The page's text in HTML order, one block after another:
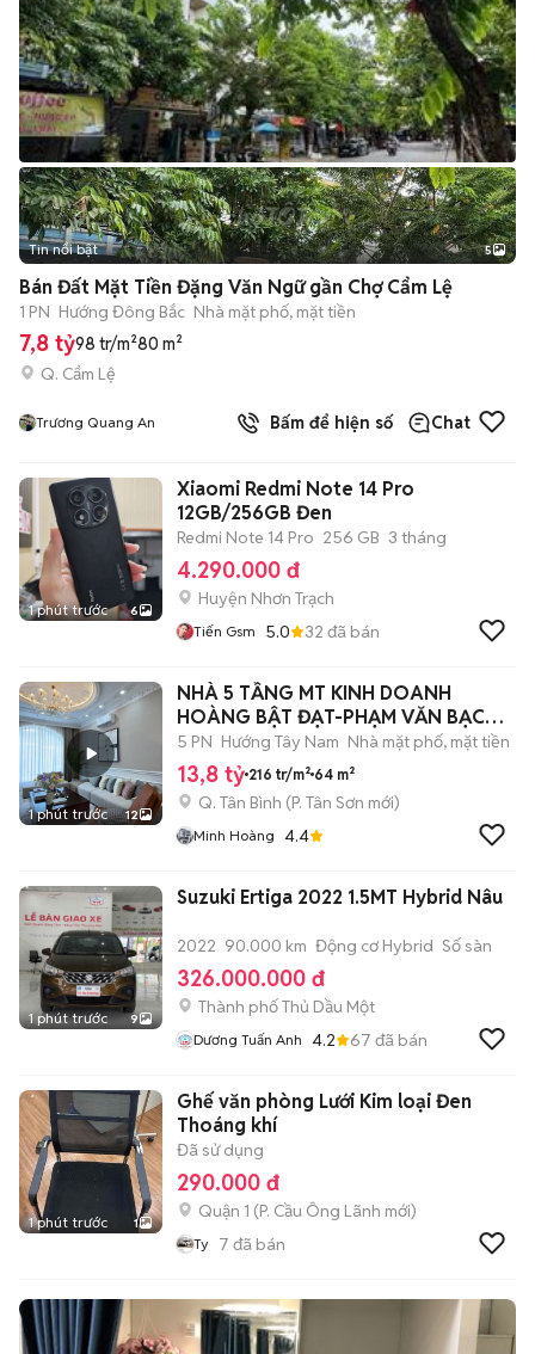
Tin nổi bật 5
Bán Đất Mặt Tiền Đặng Văn Ngữ gần Chợ Cẩm Lệ
1 PN Hướng Đông Bắc Nhà mặt phố, mặt tiền
7,8 tỷ98 tr/m²80 m²
Q. Cẩm Lệ
Trương Quang An Bấm để hiện số Chat
1 phút trước 6
Xiaomi Redmi Note 14 Pro
12GB/256GB Đen
Redmi Note 14 Pro 256 GB 3 tháng
4.290.000 đ
Huyện Nhơn Trạch
Tiến Gsm 5.0 32 đã bán
1 phút trước 12
NHÀ 5 TẦNG MT KINH DOANH
HOÀNG BẬT ĐẠT-PHẠM VĂN BẠCH-
NGAY GAT3-METRO
5 PN Hướng Tây Nam Nhà mặt phố, mặt tiền
13,8 tỷ 216 tr/m² 64 m²
Q. Tân Bình (P. Tân Sơn mới)
Minh Hoàng 4.4
1 phút trước 9
Suzuki Ertiga 2022 1.5MT Hybrid Nâu
2022 90.000 km Động cơ Hybrid Số sàn
326.000.000 đ
Thành phố Thủ Dầu Một
Dương Tuấn Anh 4.2 67 đã bán
1 phút trước 1
Ghế văn phòng Lưới Kim loại Đen
Thoáng khí
Đã sử dụng
290.000 đ
Quận 1 (P. Cầu Ông Lãnh mới)
Ty 7 đã bán